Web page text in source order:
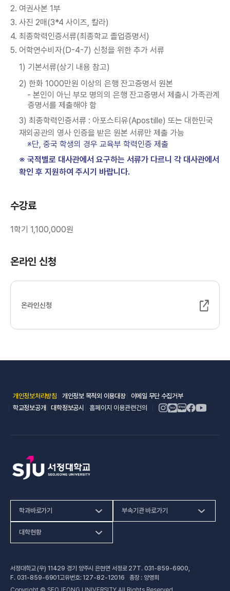
2. 여권사본 1부
3. 사진 2매(3*4 사이즈, 칼라)
4. 최종학력인증서류(최종학교 졸업증명서)
5. 어학연수비자(D-4-7) 신청을 위한 추가 서류
1) 기본서류(상기 내용 참고)
2) 한화 1000만원 이상의 은행 잔고증명서 원본
- 본인이 아닌 부모 명의의 은행 잔고증명서 제출시 가족관계
증명서를 제출해야 함
3) 최종학력인증서류 : 아포스티유(Apostille) 또는 대한민국
재외공관의 영사 인증을 받은 원본 서류만 제출 가능
※단, 중국 학생의 경우 교육부 학력인증 제출
※ 국적별로 대사관에서 요구하는 서류가 다르니 각 대사관에서
확인 후 지원하여 주시기 바랍니다.
수강료
1학기 1,100,000원
온라인 신청
온라인신청
(새 창 열림)
개인정보처리방침(새 창 열림)
개인정보 목적외 이용대장(새 창 열림)
이메일 무단 수집거부(새 창 열림)
학교정보공개(새 창 열림)
대학정보공시(새 창 열림)
홈페이지 이용관련건의
학과바로가기
인문사회계열
공학계열
부속기관 바로가기
건강증진센터(새 창 열림)
대학현황
대학정보공시(새 창 열림)
서정대학교 (우) 11429 경기 양주시 은현면 서정로 27T. 031-859-6900
F. 031-859-6901고유번호: 127-82-12016 총장 : 양영희